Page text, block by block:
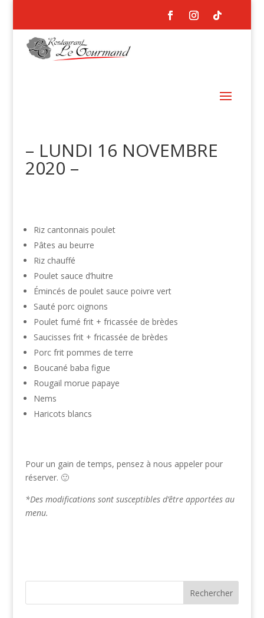
– LUNDI 16 NOVEMBRE
2020 –
Riz cantonnais poulet
Pâtes au beurre
Riz chauffé
Poulet sauce d’huitre
Émincés de poulet sauce poivre vert
Sauté porc oignons
Poulet fumé frit + fricassée de brèdes
Saucisses frit + fricassée de brèdes
Porc frit pommes de terre
Boucané baba figue
Rougail morue papaye
Nems
Haricots blancs
Pour un gain de temps, pensez à nous appeler pour
réserver. 🙂
*Des modifications sont susceptibles d’être apportées au
menu.